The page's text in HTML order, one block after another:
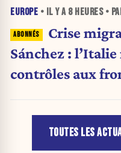
EUROPE • IL Y A 8 HEURES•
Crise
Sánchez :
contrôles aux
TOUTES LES